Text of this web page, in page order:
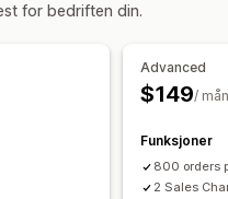
Multikanal
Dataimport og -eksport
for bedriften din.
Advanced
$149/
Funksjoner
800 orders
2 Sales